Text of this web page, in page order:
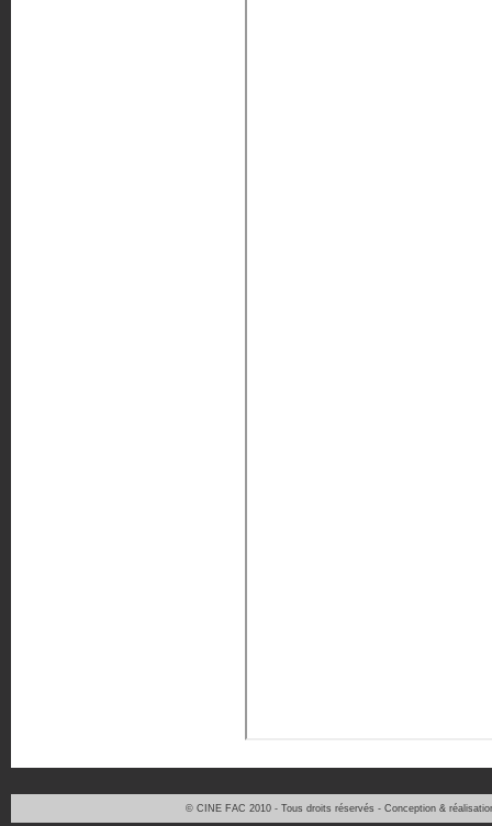
© CINE FAC 2010 - Tous droits réservés - Conception &